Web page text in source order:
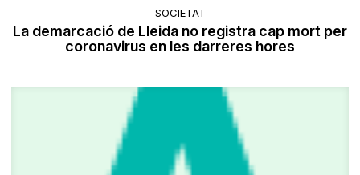
SOCIETAT
La demarcació de Lleida no registra cap mort per
coronavirus en les darreres hores